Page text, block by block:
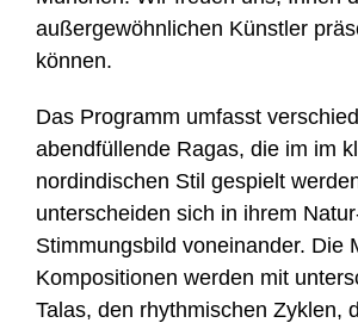
außergewöhnlichen Künstler
können.
Das Programm umfasst
abendfüllende Ragas, die im im
nordindischen Stil gespielt
unterscheiden sich in ihrem
Stimmungsbild voneinander. Die
Kompositionen werden mit
Talas, den rhythmischen Zyklen,